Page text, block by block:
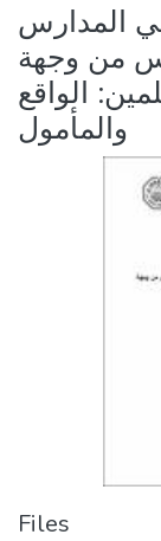
المدارس
من وجهة
الواقع
والمأمول
Files